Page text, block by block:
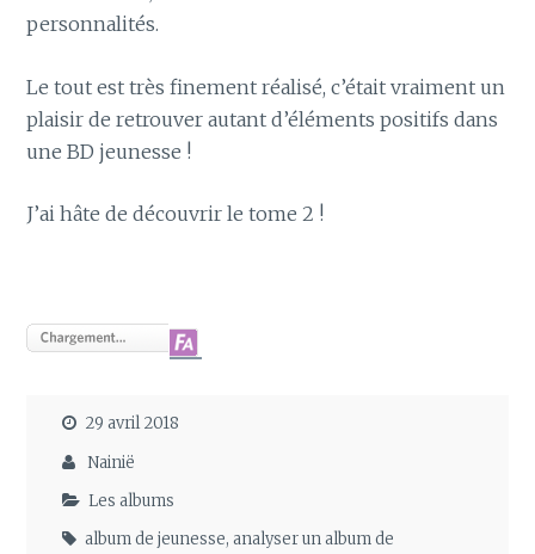
personnalités.
Le tout est très finement réalisé, c’était vraiment un
plaisir de retrouver autant d’éléments positifs dans
une BD jeunesse !
J’ai hâte de découvrir le tome 2 !
29 avril 2018
Nainië
Les albums
album de jeunesse,analyser un album de